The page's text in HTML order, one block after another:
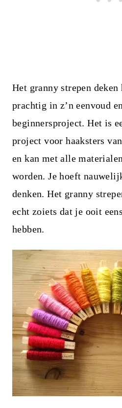
Het granny strepen deken
prachtig in z’n eenvoud
beginnersproject. Het is
project voor haaksters
en kan met alle
worden. Je hoeft
denken. Het granny
echt zoiets dat je ooit
hebben.